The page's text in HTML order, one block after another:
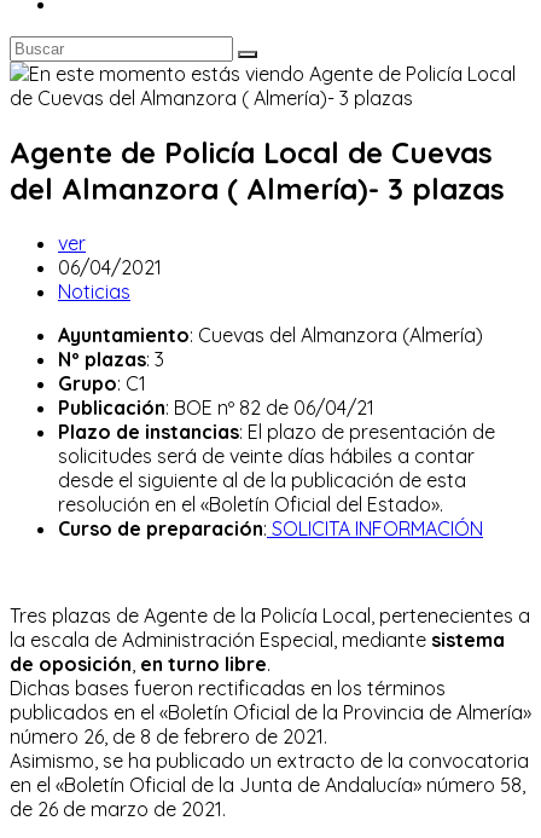
Agente de Policía Local de Cuevas
del Almanzora ( Almería)- 3 plazas
Autor
de
la
ver
Publicación
de
entrada:
06/04/2021
Categoría
la
entrada:
Noticias
Ayuntamiento: Cuevas del Almanzora (Almería)
Nº plazas: 3
Grupo: C1
Publicación: BOE nº 82 de 06/04/21
Plazo de instancias: El plazo de presentación de
solicitudes será de veinte días hábiles a contar
desde el siguiente al de la publicación de esta
resolución en el «Boletín Oficial del Estado».
Curso de preparación: SOLICITA INFORMACIÓN
Tres plazas de Agente de la Policía Local, pertenecientes a
la escala de Administración Especial, mediante sistema
de oposición en turno libre.
Dichas bases fueron rectificadas en los términos
publicados en el «Boletín Oficial de la Provincia de Almería»
número 26, de 8 de febrero de 2021.
Asimismo, se ha publicado un extracto de la convocatoria
en el «Boletín Oficial de la Junta de Andalucía» número 58,
de 26 de marzo de 2021.